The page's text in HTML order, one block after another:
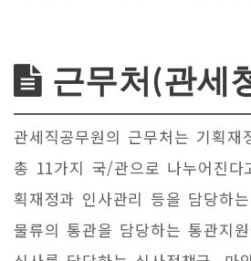
근무처(관세
관세직공무원의 근무처는 기획재
총 11가지 국/관으로 나누어진
획재정과 인사관리 등을 담당하
물류의 통관을 담당하는 통관지